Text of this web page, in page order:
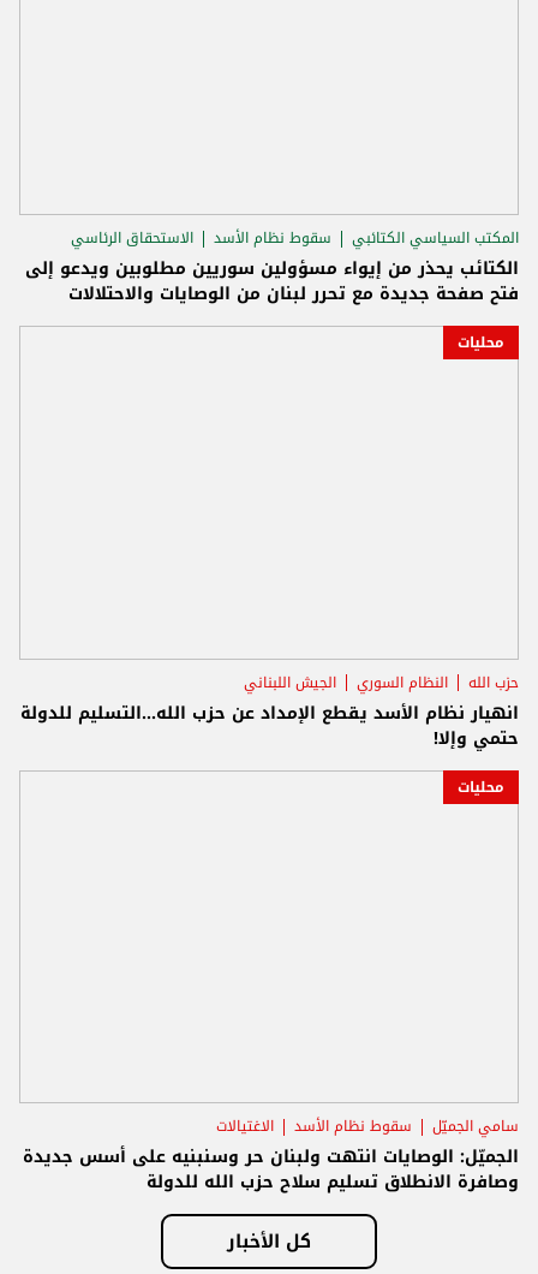
المكتب السياسي الكتائبي سقوط نظام الأسد الاستحقاق الرئاسي
الكتائب يحذر من إيواء مسؤولين سوريين مطلوبين ويدعو إلى
فتح صفحة جديدة مع تحرر لبنان من الوصايات والاحتلالات
محليات
حزب الله النظام السوري الجيش اللبناني
انهيار نظام الأسد يقطع الإمداد عن حزب الله...التسليم للدولة
حتمي وإلا!
محليات
سامي الجميّل سقوط نظام الأسد الاغتيالات
الجميّل: الوصايات انتهت ولبنان حر وسنبنيه على أسس جديدة
وصافرة الانطلاق تسليم سلاح حزب الله للدولة
كل الأخبار